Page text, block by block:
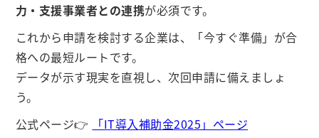
力・支援事業者との連携が必須です。
これから申請を検討する企業は、「今すぐ準備」が合
格への最短ルートです。
データが示す現実を直視し、次回申請に備えましょ
う。
公式ページ👉
「IT導入補助金2025」ページ